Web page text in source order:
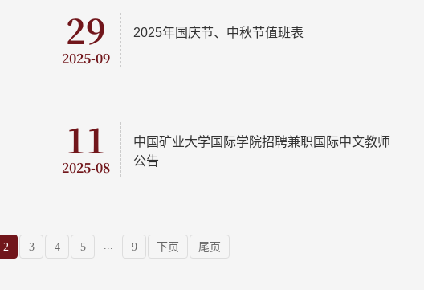
29
2025-09
2025年国庆节、中秋节值班表
11
2025-08
中国矿业大学国际学院招聘兼职国际中文教师
公告
2 3 4 5 ... 9 下页 尾页